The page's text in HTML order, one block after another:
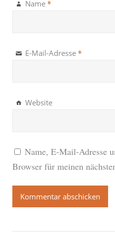
Name *
E-Mail-Adresse *
Website
Name, E-Mail-Adresse
Browser für meinen